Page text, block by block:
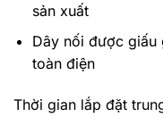
sản xuất
Dây nối được giấu
toàn điện
Thời gian lắp đặt